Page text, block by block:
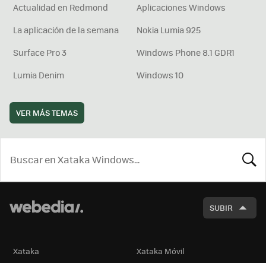
Actualidad en Redmond
Aplicaciones Windows
La aplicación de la semana
Nokia Lumia 925
Surface Pro 3
Windows Phone 8.1 GDR1
Lumia Denim
Windows 10
VER MÁS TEMAS
SUBIR
Xataka Xataka Móvil